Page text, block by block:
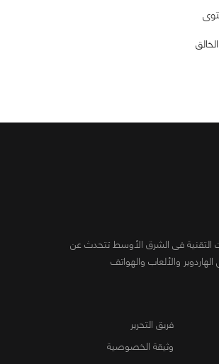
التقنية فى الشرق الأوسط تتحدث عن
والألعاب والهواتف
فريق التحرير
وثيقة الخصوصية